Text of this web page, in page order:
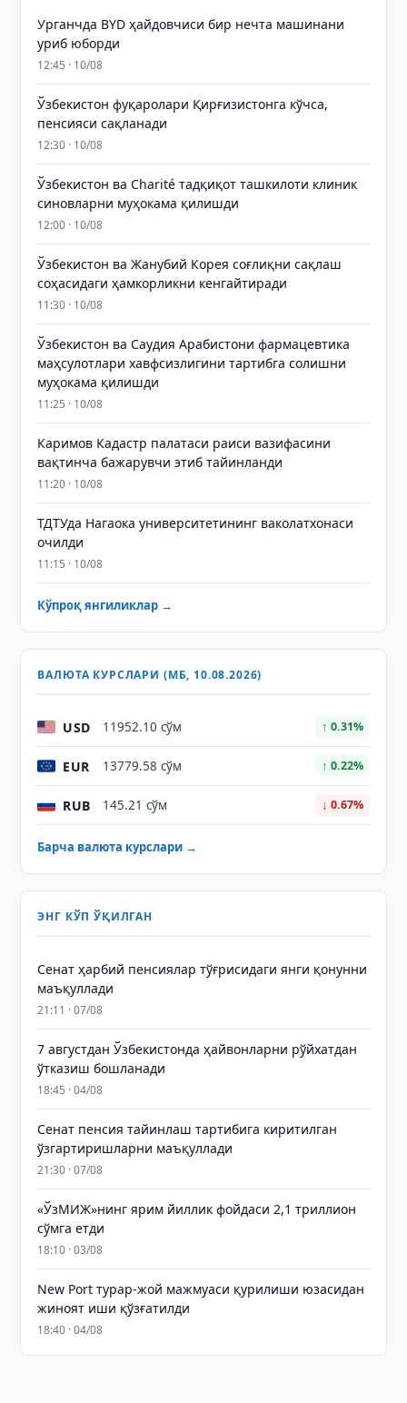
Урганчда BYD ҳайдовчиси бир нечта машинани
уриб юборди
12:45 · 10/08
Ўзбекистон фуқаролари Қирғизистонга кўчса,
пенсияси сақланади
12:30 · 10/08
Ўзбекистон ва Charité тадқиқот ташкилоти клиник
синовларни муҳокама қилишди
12:00 · 10/08
Ўзбекистон ва Жанубий Корея соғлиқни сақлаш
соҳасидаги ҳамкорликни кенгайтиради
11:30 · 10/08
Ўзбекистон ва Саудия Арабистони фармацевтика
маҳсулотлари хавфсизлигини тартибга солишни
муҳокама қилишди
11:25 · 10/08
Каримов Кадастр палатаси раиси вазифасини
вақтинча бажарувчи этиб тайинланди
11:20 · 10/08
ТДТУда Нагаока университетининг ваколатхонаси
очилди
11:15 · 10/08
Кўпроқ янгиликлар →
ВАЛЮТА КУРСЛАРИ (МБ, 10.08.2026)
USD 11952.10 сўм ↑ 0.31%
EUR 13779.58 сўм ↑ 0.22%
RUB 145.21 сўм ↓ 0.67%
Барча валюта курслари →
ЭНГ КЎП ЎҚИЛГАН
Сенат ҳарбий пенсиялар тўғрисидаги янги қонунни
маъқуллади
21:11 · 07/08
7 августдан Ўзбекистонда ҳайвонларни рўйхатдан
ўтказиш бошланади
18:45 · 04/08
Сенат пенсия тайинлаш тартибига киритилган
ўзгартиришларни маъқуллади
21:30 · 07/08
«ЎзМИЖ»нинг ярим йиллик фойдаси 2,1 триллион
сўмга етди
18:10 · 03/08
New Port турар-жой мажмуаси қурилиши юзасидан
жиноят иши қўзғатилди
18:40 · 04/08